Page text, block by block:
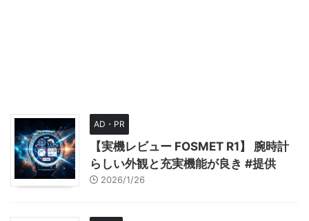
AD・PR
【実機レビュー FOSMET R1】 腕時計
らしい外観と充実機能が良き #提供
2026/1/26